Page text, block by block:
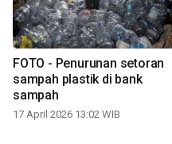
FOTO - Penurunan setoran
sampah plastik di bank
sampah
17 April 2026 13:02 WIB